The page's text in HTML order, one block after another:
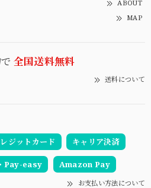
ABOUT
MAP
全国送料無料
送料について
ジットカード キャリア決済
Pay-easy Amazon Pay
お支払い方法について